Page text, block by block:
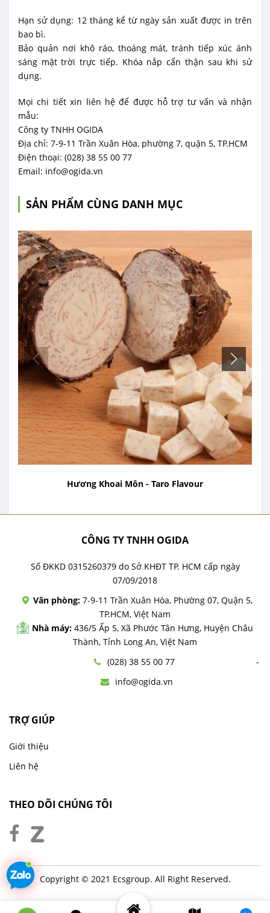
Hạn sử dụng: 12 tháng kể từ ngày sản xuất được in trên
bao bì.
Bảo quản nơi khô ráo, thoáng mát, tránh tiếp xúc ánh
sáng mặt trời trực tiếp. Khóa nắp cẩn thận sau khi sử
dụng.
Mọi chi tiết xin liên hệ để được hỗ trợ tư vấn và nhận
mẫu:
Công ty TNHH OGIDA
Địa chỉ: 7-9-11 Trần Xuân Hòa, phường 7, quận 5, TP.HCM
Điện thoại: (028) 38 55 00 77
Email: info@ogida.vn
SẢN PHẨM CÙNG DANH MỤC
Hương Khoai Môn - Taro Flavour
CÔNG TY TNHH OGIDA
Số ĐKKD 0315260379 do Sở KHĐT TP. HCM cấp ngày
07/09/2018
Văn phòng: 7-9-11 Trần Xuân Hòa, Phường 07, Quận 5,
TP.HCM, Việt Nam
Nhà máy: 436/5 Ấp 5, Xã Phước Tân Hưng, Huyện Châu
Thành, Tỉnh Long An, Việt Nam
(028) 38 55 00 77
info@ogida.vn
TRỢ GIÚP
Giới thiệu
Liên hệ
THEO DÕI CHÚNG TÔI
Copyright © 2021 Ecsgroup. All Right Reserved.